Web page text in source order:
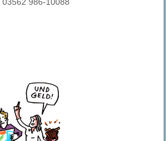
986-10088